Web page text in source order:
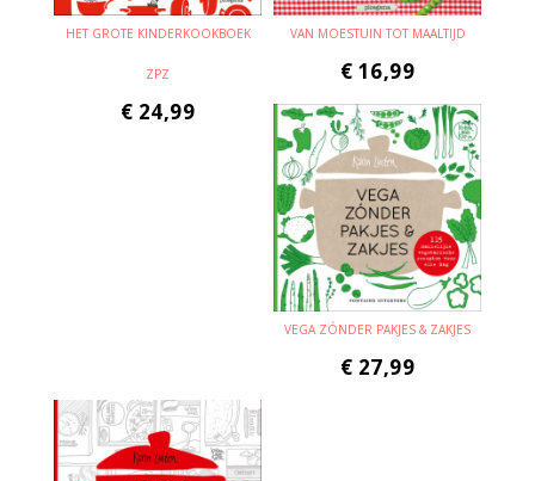
HET GROTE KINDERKOOKBOEK
ZPZ
€ 24,99
VAN MOESTUIN TOT MAALTIJD
€ 16,99
VEGA ZÓNDER PAKJES & ZAKJES
€ 27,99